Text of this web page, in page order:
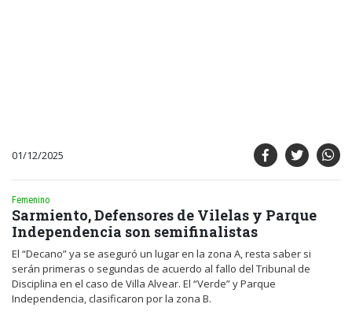
01/12/2025
Femenino
Sarmiento, Defensores de Vilelas y Parque
Independencia son semifinalistas
El “Decano” ya se aseguró un lugar en la zona A, resta saber si
serán primeras o segundas de acuerdo al fallo del Tribunal de
Disciplina en el caso de Villa Alvear. El “Verde” y Parque
Independencia, clasificaron por la zona B.